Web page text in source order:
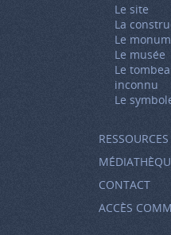
Le site
La
Le
Le musée
Le
inconnu
Le
CONTACT
ACCÈS